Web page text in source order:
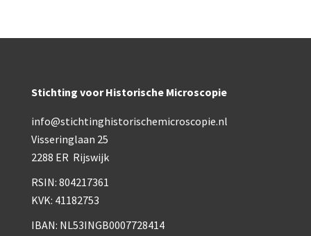
Stichting voor Historische Microscopie
info@stichtinghistorischemicroscopie.nl
Visseringlaan 25
2288 ER Rijswijk
RSIN: 804217361
KVK: 41182753
IBAN: NL53INGB0007728414